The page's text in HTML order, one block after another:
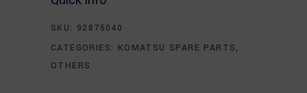
SKU: 92875040
CATEGORIES: KOMATSU SPARE PARTS,
OTHERS